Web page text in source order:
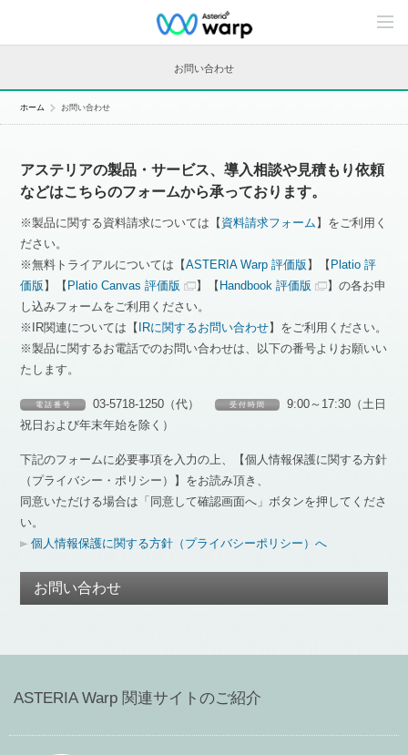
C
n
n
お問い合わせ
ホーム お問い合わせ
アステリアの製品・サービス、導入相談や見積もり依頼
などはこちらのフォームから承っております。
※製品に関する資料請求については【 資料請求フォーム 】をご利用く
ださい。
※無料トライアルについては【ASTERIA Warp 評価版 】【 Platio 評
価版 】【 Platio Canvas 評価版 】【 Handbook 評価版
】の各お申
し込みフォームをご利用ください。
※IR関連については【 IRに関するお問い合わせ】をご利用ください。
※製品に関するお電話でのお問い合わせは、以下の番号よりお願いい
たします。
電 話 番 号 03-5718-1250（代） 受 付 時 間
9:00～17:30（土日
祝日および年末年始を除く）
下記のフォームに必要事項を入力の上、【個人情報保護に関する方針
（プライバシー・ポリシー）】をお読み頂き、
同意いただける場合は「同意して確認画面へ」ボタンを押してくださ
い。
個人情報保護に関する方針（プライバシーポリシー）へ
お問い合わせ
ASTERIA Warp 関連サイトのご紹介